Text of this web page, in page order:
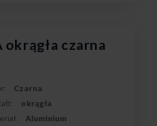
czarna
Czarna
okrągła
Aluminium